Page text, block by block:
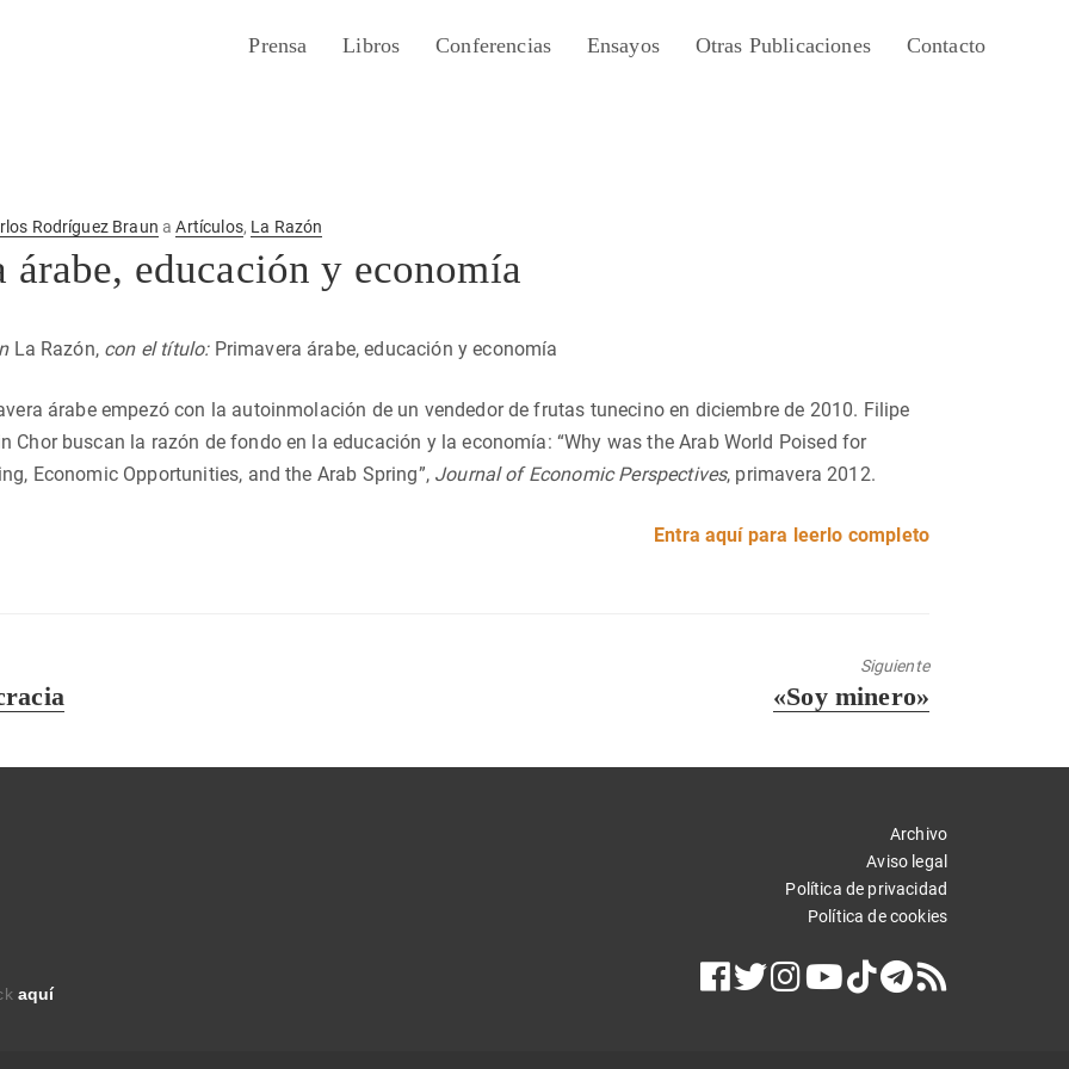
Prensa Libros Conferencias Ensayos Otras Publicaciones Contacto
Rodríguez Braun aArtículos, La Razón
árabe, educación y economía
La Razón, con el título:Primavera árabe, educación y economía
árabe empezó con la autoinmolación de un vendedor de frutas tunecino en diciembre de 2010. Filipe
Chor buscan la razón de fondo en la educación y la economía: “Why was the Arab World Poised for
Economic Opportunities, and the Arab Spring”, Journal of Economic Perspectives, primavera 2012.
Entra aquí para leerlo completo
Siguiente
Entrada
«Soy minero»
aquí
Archivo
Aviso legal
Política de privacidad
Política de cookies